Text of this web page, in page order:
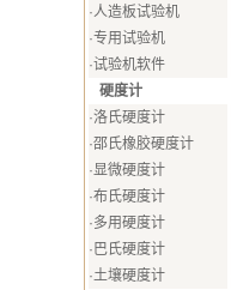
·人造板试验机
·专用试验机
·试验机软件
硬度计
·洛氏硬度计
·邵氏橡胶硬度计
·显微硬度计
·布氏硬度计
·多用硬度计
· 巴氏硬度计
·土壤硬度计